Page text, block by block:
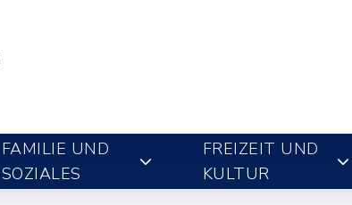
FAMILIE UND
SOZIALES
FREIZEIT UND
KULTUR